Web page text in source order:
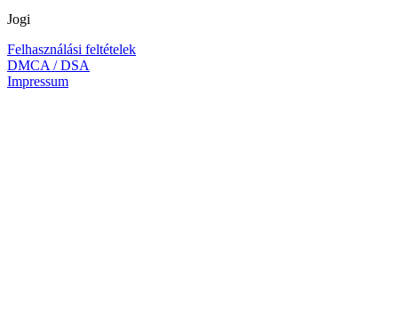
Jogi
Felhasználási feltételek
DMCA / DSA
Impressum